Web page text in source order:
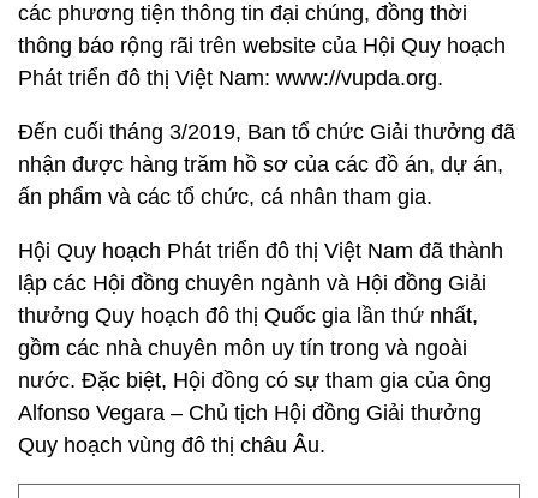
các phương tiện thông tin đại chúng, đồng thời
thông báo rộng rãi trên website của Hội Quy hoạch
Phát triển đô thị Việt Nam: www://vupda.org.
Đến cuối tháng 3/2019, Ban tổ chức Giải thưởng đã
nhận được hàng trăm hồ sơ của các đồ án, dự án,
ấn phẩm và các tổ chức, cá nhân tham gia.
Hội Quy hoạch Phát triển đô thị Việt Nam đã thành
lập các Hội đồng chuyên ngành và Hội đồng Giải
thưởng Quy hoạch đô thị Quốc gia lần thứ nhất,
gồm các nhà chuyên môn uy tín trong và ngoài
nước. Đặc biệt, Hội đồng có sự tham gia của ông
Alfonso Vegara – Chủ tịch Hội đồng Giải thưởng
Quy hoạch vùng đô thị châu Âu.